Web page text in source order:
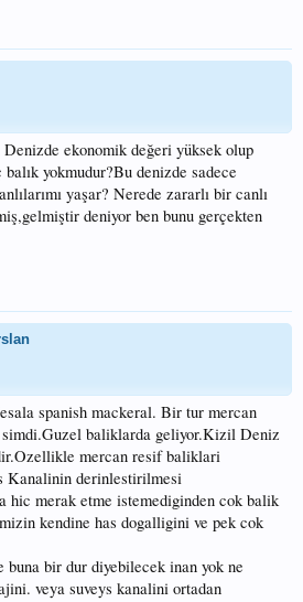
ekonomik değeri yüksek olup
yokmudur?Bu denizde sadece
yaşar? Nerede zararlı bir canlı
deniyor ben bunu gerçekten
spanish mackeral. Bir tur mercan
baliklarda geliyor.Kizil Deniz
mercan resif baliklari
Kanalinin derinlestirilmesi
hic merak etme istemediginden cok balik
kendine has dogalligini ve pek cok
bir dur diyebilecek inan yok ne
veya suveys kanalini ortadan